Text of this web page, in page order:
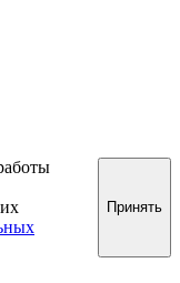
Принять